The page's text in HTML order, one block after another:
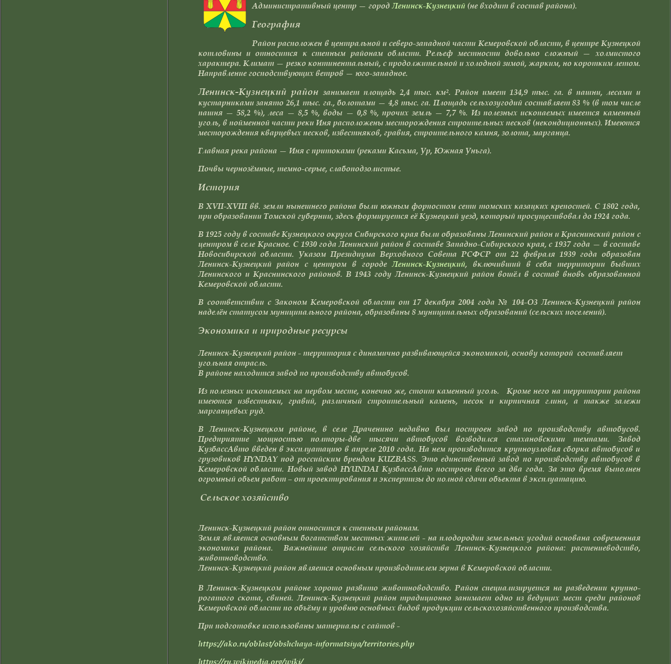
Административный центр — городЛенинск-Кузнецкий (не входит в состав района).
География
Район расположен в центральной и северо-западной части Кемеровской области, в центре Кузнецкой
котловины и относится к степным районам области. Рельеф местности довольно сложный — холмистого
характера. Климат — резко континентальный, с продолжительной и холодной зимой, жарким, но коротким летом.
Направление господствующих ветров — юго-западное.
Ленинск-Кузнецкий район занимает площадь 2,4 тыс. км². Район имеет 134,9 тыс. га. в пашни, лесами и
кустарниками занято 26,1 тыс. га., болотами — 4,8 тыс. га. Площадь сельхозугодий составляет 83 % (в том числе
пашня — 58,2 %), леса — 8,5 %, воды — 0,8 %, прочих земль — 7,7 %. Из полезных ископаемых имеется каменный
уголь, в пойменной части реки Иня расположены месторождения строительных песков (некондиционных). Имеются
месторождения кварцевых песков, известняков, гравия, строительного камня, золота, марганца.
Главная река района — Иня с притоками (реками Касьма, Ур, Южная Уньга).
Почвы чернозёмные, темно-серые, слабоподзолистые.
История
В XVII-XVIII вв. земли нынешнего района были южным форпостом сети томских казацких крепостей. С 1802 года,
при образовании Томской губернии, здесь формируется её Кузнецкий уезд, который просуществовал до 1924 года.
В 1925 году в составе Кузнецкого округа Сибирского края были образованы Ленинский район и Краснинский район с
центром в селе Красное. С 1930 года Ленинский район в составе Западно-Сибирского края, с 1937 года — в составе
Новосибирской области. Указом Президиума Верховного Совета РСФСР от 22 февраля 1939 года образован
Ленинск-Кузнецкий район с центром в городеЛенинск-Кузнецкий, включивший в себя территории бывших
Ленинского и Краснинского районов. В 1943 году Ленинск-Кузнецкий район вошёл в состав вновь образованной
Кемеровской области.
В соответствии с Законом Кемеровской области от 17 декабря 2004 года № 104-О3 Ленинск-Кузнецкий район
наделён статусом муниципального района, образованы 8 муниципальных образований (сельских поселений).
Экономика и природные ресурсы
Ленинск-Кузнецкий район - территория с динамично развивающейся экономикой, основу которой составляет
угольная отрасль.
В районе находится завод по производству автобусов.
Из полезных ископаемых на первом месте, конечно же, стоит каменный уголь. Кроме него на территории района
имеются известняки, гравий, различный строительный камень, песок и кирпичная глина, а также залежи
марганцевых руд.
В Ленинск-Кузнецком районе, в селе Драченино недавно был построен завод по производству автобусов.
Предприятие мощностью полторы-две тысячи автобусов возводился стахановскими темпами. Завод
КузбассАвто введен в эксплуатацию в апреле 2010 года. На нем производится крупноузловая сборка автобусов и
грузовиков HYNDAY под российским брендом KUZBASS. Это единственный завод по производству автобусов в
Кемеровской области. Новый завод HYUNDAI КузбассАвто построен всего за два года. За это время выполнен
огромный объем работ – от проектирования и экспертизы до полной сдачи объекта в эксплуатацию.
Сельское хозяйство
Ленинск-Кузнецкий район относится к степным районам.
Земля является основным богатством местных жителей - на плодородии земельных угодий основана современная
экономика района. Важнейшие отрасли сельского хозяйства Ленинск-Кузнецкого района: растениеводство,
животноводство.
Ленинск-Кузнецкий район является основным производителем зерна в Кемеровской области.
В Ленинск-Кузнецком районе хорошо развито животноводство. Район специализируется на разведении крупно-
рогатого скота, свиней. Ленинск-Кузнецкий район традиционно занимает одно из ведущих мест среди районов
Кемеровской области по объёму и уровню основных видов продукции сельскохозяйственного производства.
При подготовке использованы материалы с сайтов -
https://ako.ru/oblast/obshchaya-informatsiya/territories.php
https://ru.wikipedia.org/wiki/